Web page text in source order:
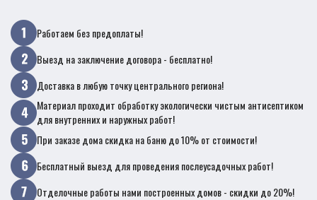
Работаем без предоплаты!
Выезд на заключение договора - бесплатно!
Доставка в любую точку центрального региона!
Материал проходит обработку экологически чистым антисептиком
для внутренних и наружных работ!
При заказе дома скидка на баню до 10% от стоимости!
Бесплатный выезд для проведения послеусадочных работ!
Отделочные работы нами построенных домов - скидки до 20%!